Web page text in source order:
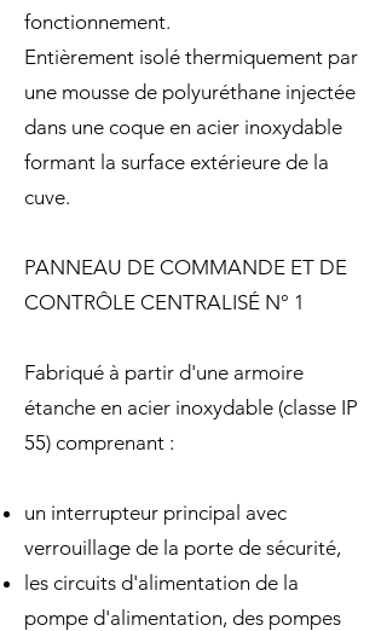
fonctionnement.
Entièrement isolé thermiquement par
une mousse de polyuréthane injectée
dans une coque en acier inoxydable
formant la surface extérieure de la
cuve.
PANNEAU DE COMMANDE ET DE
CONTRÔLE CENTRALISÉ N° 1
Fabriqué à partir d'une armoire
étanche en acier inoxydable (classe IP
55) comprenant :
un interrupteur principal avec
verrouillage de la porte de sécurité,
les circuits d'alimentation de la
pompe d'alimentation, des pompes